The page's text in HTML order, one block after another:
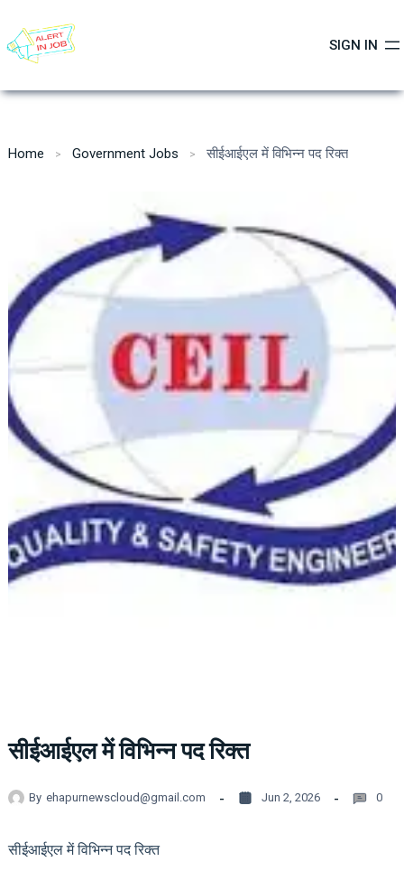
content
SIGN IN
Home Government Jobs सीईआईएल में विभिन्न पद रिक्त
सीईआईएल में विभिन्न पद रिक्त
By ehapurnewscloud@gmail.com Jun 2, 2026 0
सीईआईएल में विभिन्न पद रिक्त